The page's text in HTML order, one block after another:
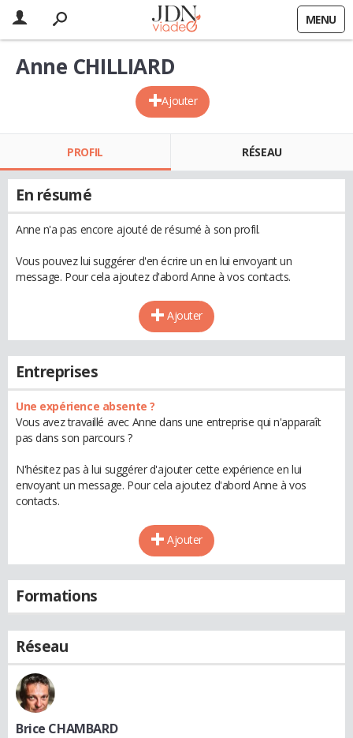
MENU
Ajouter
Anne CHILLIARD
PROFIL RÉSEAU
En résumé
Anne n'a pas encore ajouté de résumé à son profil.
Vous pouvez lui suggérer d'en écrire un en lui envoyant un
message. Pour cela ajoutez d'abord Anne à vos contacts.
Ajouter
Entreprises
Une expérience absente ?
Vous avez travaillé avec Anne dans une entreprise qui n'apparaît
pas dans son parcours ?
N'hésitez pas à lui suggérer d'ajouter cette expérience en lui
envoyant un message. Pour cela ajoutez d'abord Anne à vos
contacts.
Ajouter
Formations
Réseau
Brice CHAMBARD